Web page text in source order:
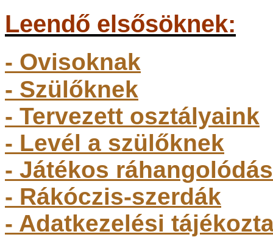
Leendő elsősöknek:
- Ovisoknak
- Szülőknek
- Tervezett osztályaink
- Levél a szülőknek
- Játékos ráhangolódás
- Rákóczis-szerdák
- Adatkezelési